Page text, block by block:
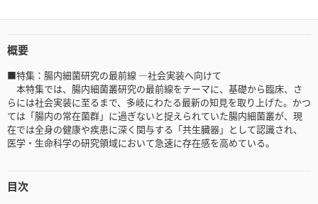
概要
■特集：腸内細菌研究の最前線 ―社会実装へ向けて
本特集では、腸内細菌叢研究の最前線をテーマに、基礎から臨床、さ
らには社会実装に至るまで、多岐にわたる最新の知見を取り上げた。かつ
ては「腸内の常在菌群」に過ぎないと捉えられていた腸内細菌叢が、現
在では全身の健康や疾患に深く関与する「共生臓器」として認識され、
医学・生命科学の研究領域において急速に存在感を高めている。
目次